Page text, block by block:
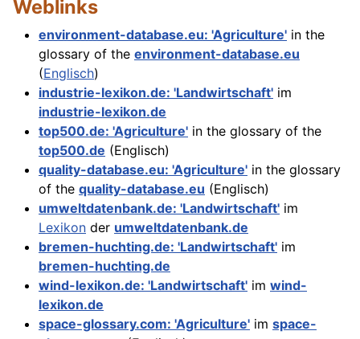
Weblinks
environment-database.eu: 'Agriculture' in the
glossary of the environment-database.eu
(Englisch)
industrie-lexikon.de: 'Landwirtschaft' im
industrie-lexikon.de
top500.de: 'Agriculture' in the glossary of the
top500.de (Englisch)
quality-database.eu: 'Agriculture' in the glossary
of the quality-database.eu (Englisch)
umweltdatenbank.de: 'Landwirtschaft' im
Lexikon der umweltdatenbank.de
bremen-huchting.de: 'Landwirtschaft' im
bremen-huchting.de
wind-lexikon.de: 'Landwirtschaft' im wind-
lexikon.de
space-glossary.com: 'Agriculture' im space-